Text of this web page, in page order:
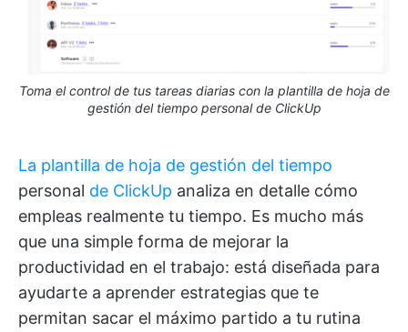
Toma el control de tus tareas diarias con la plantilla de hoja de
gestión del tiempo personal de ClickUp
La plantilla de hoja de gestión del tiempo
personal de ClickUp analiza en detalle cómo
empleas realmente tu tiempo. Es mucho más
que una simple forma de mejorar la
productividad en el trabajo: está diseñada para
ayudarte a aprender estrategias que te
permitan sacar el máximo partido a tu rutina